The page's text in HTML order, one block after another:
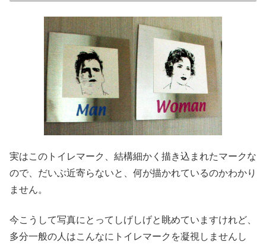
実はこのトイレマーク、結構細かく描き込まれたマークな
ので、だいぶ近寄らないと、何が描かれているのかわかり
ません。
今こうして写真にとってしげしげと眺めていますけれど、
多分一般の人はこんなにトイレマークを凝視しませんし